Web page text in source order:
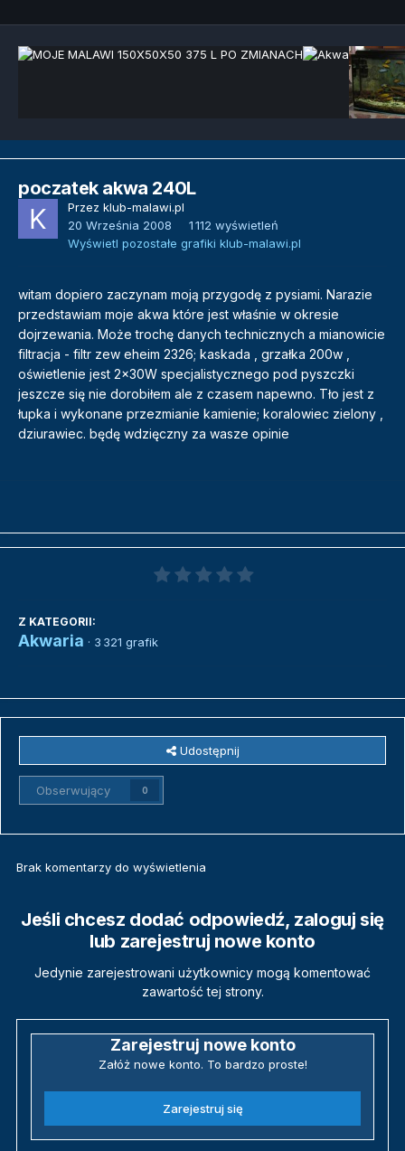
poczatek akwa 240L
Przez klub-malawi.pl
20 Września 2008
1 112 wyświetleń
Wyświetl pozostałe grafiki klub-malawi.pl
witam dopiero zaczynam moją przygodę z pysiami. Narazie
przedstawiam moje akwa które jest właśnie w okresie
dojrzewania. Może trochę danych technicznych a mianowicie
filtracja - filtr zew eheim 2326; kaskada , grzałka 200w ,
oświetlenie jest 2x30W specjalistycznego pod pyszczki
jeszcze się nie dorobiłem ale z czasem napewno. Tło jest z
łupka i wykonane przezmianie kamienie; koralowiec zielony ,
dziurawiec. będę wdzięczny za wasze opinie
Z KATEGORII:
Akwaria · 3 321 grafik
Udostępnij
Obserwujący 0
Brak komentarzy do wyświetlenia
Jeśli chcesz dodać odpowiedź, zaloguj się
lub zarejestruj nowe konto
Jedynie zarejestrowani użytkownicy mogą komentować
zawartość tej strony.
Zarejestruj nowe konto
Załóż nowe konto. To bardzo proste!
Zarejestruj się